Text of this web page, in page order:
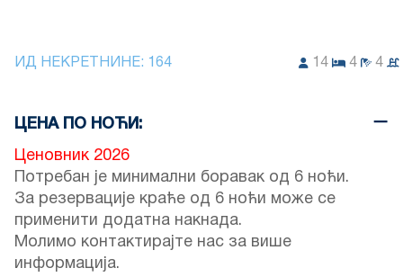
ИД НЕКРЕТНИНЕ: 164 14 4 4
ЦЕНА ПО НОЋИ:
Ценовник 2026
Потребан је минимални боравак од 6 ноћи.
За резервације краће од 6 ноћи може се
применити додатна накнада.
Молимо контактирајте нас за више
информација.